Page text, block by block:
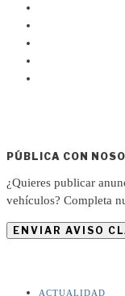
PÚBLICA CON
¿Quieres publicar
vehículos? Completa
ENVIAR AVISO
ACTUALIDAD